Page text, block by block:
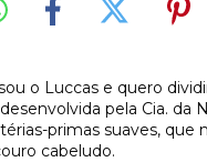
o Luccas e quero
pela Cia. da
primas suaves, que
cabeludo.